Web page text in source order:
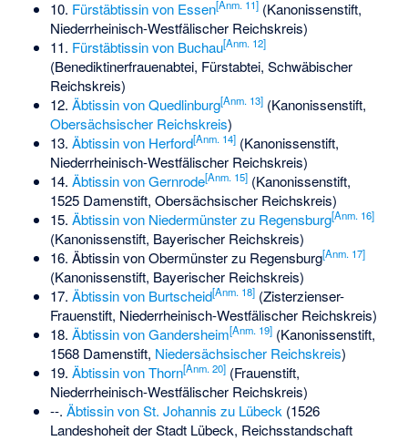
10. Fürstäbtissin von Essen[Anm. 11](Kanonissenstift,
Niederrheinisch-Westfälischer Reichskreis)
11. Fürstäbtissin von Buchau[Anm. 12]
(Benediktinerfrauenabtei, Fürstabtei, Schwäbischer
Reichskreis)
12. Äbtissin von Quedlinburg[Anm. 13](Kanonissenstift,
Obersächsischer Reichskreis)
13. Äbtissin von Herford[Anm. 14](Kanonissenstift,
Niederrheinisch-Westfälischer Reichskreis)
14. Äbtissin von Gernrode[Anm. 15](Kanonissenstift,
1525 Damenstift, Obersächsischer Reichskreis)
15. Äbtissin von Niedermünster zu Regensburg[Anm. 16]
(Kanonissenstift, Bayerischer Reichskreis)
16. Äbtissin von Obermünster zu Regensburg[Anm. 17]
(Kanonissenstift, Bayerischer Reichskreis)
17. Äbtissin von Burtscheid[Anm. 18](Zisterzienser-
Frauenstift, Niederrheinisch-Westfälischer Reichskreis)
18. Äbtissin von Gandersheim[Anm. 19](Kanonissenstift,
1568 Damenstift, Niedersächsischer Reichskreis)
19. Äbtissin von Thorn[Anm. 20](Frauenstift,
Niederrheinisch-Westfälischer Reichskreis)
--. Äbtissin von St. Johannis zu Lübeck (1526
Landeshoheit der Stadt Lübeck, Reichsstandschaft